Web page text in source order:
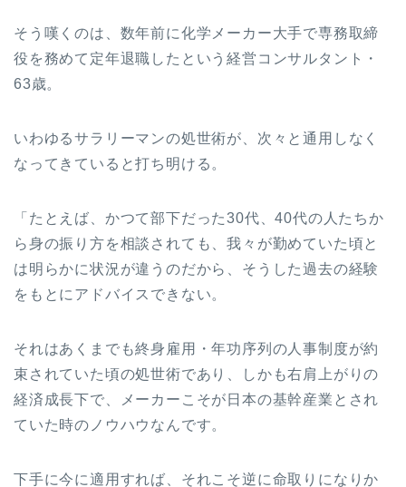
そう嘆くのは、数年前に化学メーカー大手で専務取締
役を務めて定年退職したという経営コンサルタント・
63歳。
いわゆるサラリーマンの処世術が、次々と通用しなく
なってきていると打ち明ける。
「たとえば、かつて部下だった30代、40代の人たちか
ら身の振り方を相談されても、我々が勤めていた頃と
は明らかに状況が違うのだから、そうした過去の経験
をもとにアドバイスできない。
それはあくまでも終身雇用・年功序列の人事制度が約
束されていた頃の処世術であり、しかも右肩上がりの
経済成長下で、メーカーこそが日本の基幹産業とされ
ていた時のノウハウなんです。
下手に今に適用すれば、それこそ逆に命取りになりか